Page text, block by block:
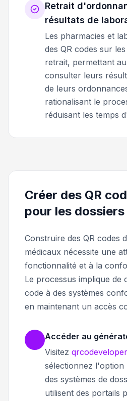
Retrait
résultats de
Les pharmacies et
des QR codes sur
retrait, permettant
consulter leurs
de leurs
rationalisant le
réduisant les temps
Créer des QR
pour les
Construire des QR codes
médicaux nécessite une
fonctionnalité et à la
Le processus implique de
code à des systèmes
en maintenant un accès
Accéder au
Visitez
sélectionnez
des systèmes de
utilisent des portails